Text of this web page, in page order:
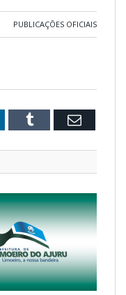
PUBLICAÇÕES OFICIAIS
Tumblr Email